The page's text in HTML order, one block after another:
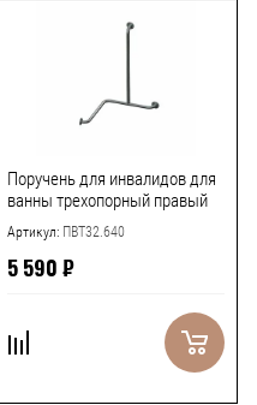
Поручень для инвалидов для
ванны трехопорный правый
Артикул: ПВТ32.640
5 590 ₽